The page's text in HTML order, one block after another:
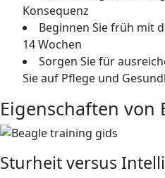
Konsequenz
Beginnen Sie früh mit
14 Wochen
Sorgen Sie für
Sie auf Pflege und
Eigenschaften von
Sturheit versus